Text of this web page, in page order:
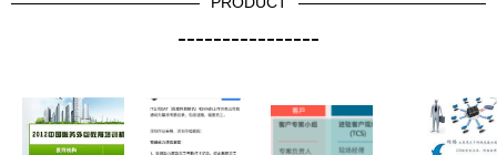
----------------